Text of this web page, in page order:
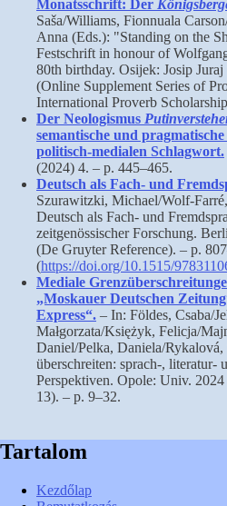
Monatsschrift: Der
Saša/Williams, Fionnuala
Anna (Eds.): "Standing on the
Festschrift in honour of
80th birthday. Osijek: Josip
(Online Supplement Series of
International Proverb
Der Neologismus
semantische und
politisch-medialen Schlagwort.
(2024) 4. – p. 445–465.
Deutsch als Fach- und
Szurawitzki, Michael/Wolf-
Deutsch als Fach- und
zeitgenössischer Forschung.
(De Gruyter Reference). – p.
(https://doi.org/10.1515/
Mediale
„Moskauer Deutschen
Express“. – In: Földes, Csaba/
Małgorzata/Księżyk, Felicja/
Daniel/Pelka, Daniela/
überschreiten: sprach-, literatur-
Perspektiven. Opole: Univ.
13). – p. 9–32.
Tartalom
Kezdőlap